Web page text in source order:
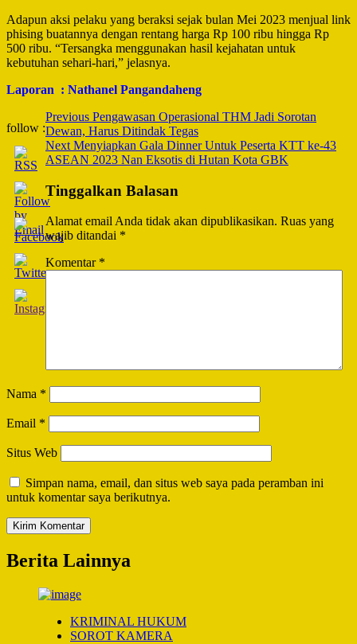
Adapun aksi pelaku yang beraksi sejak bulan Mei 2023 menjual link
phising buatannya dengan rentang harga Rp 100 ribu hingga Rp
500 ribu. “Tersangka menggunakan hasil kejahatan untuk
kebutuhan sehari-hari,” jelasnya.
Laporan : Nathanel Pangandaheng
follow :
Post
Navigation
Previous Pengawasan Operasional THM Jadi Sorotan
Dewan, Harus Ditindak Tegas
Next Menyiapkan Gala Dinner Untuk Peserta KTT ke-43
ASEAN 2023 Nan Eksotis di Hutan Kota GBK
Tinggalkan Balasan
Alamat email Anda tidak akan dipublikasikan. Ruas yang
wajib ditandai *
Komentar *
Nama *
Email *
Situs Web
Simpan nama, email, dan situs web saya pada peramban ini
untuk komentar saya berikutnya.
Berita Lainnya
KRIMINAL HUKUM
SOROT KAMERA